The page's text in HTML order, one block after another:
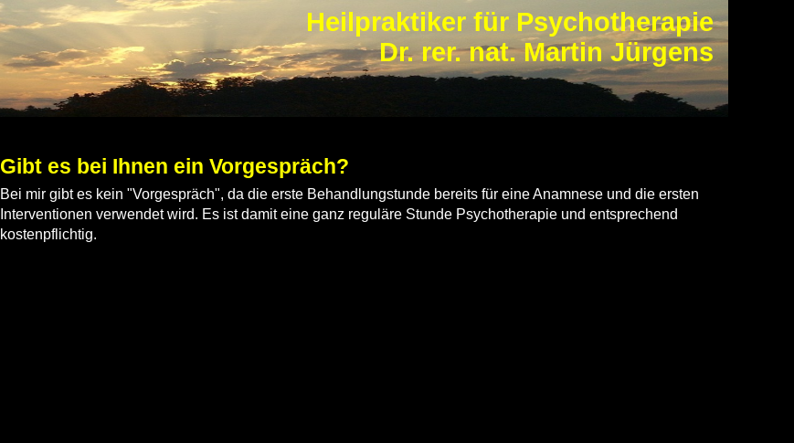
Heilpraktiker für Psychotherapie
Dr. rer. nat. Martin Jürgens
Gibt es bei Ihnen ein Vorgespräch?
Bei mir gibt es kein "Vorgespräch", da die erste Behandlungstunde bereits für eine Anamnese und die ersten
Interventionen verwendet wird. Es ist damit eine ganz reguläre Stunde Psychotherapie und entsprechend
kostenpflichtig.